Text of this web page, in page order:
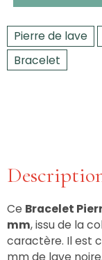
Pierre de lave
Bracelet
Ce Bracelet
mm, issu de la
caractère. Il est
mm de lave